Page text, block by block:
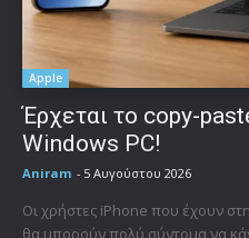
Apple
Έρχεται το copy-
Windows PC!
Aniram - 5 Αυγούστου 2026
Οι χρήστες iPhone που έχουν
θα μπορούν πολύ σύντομα να